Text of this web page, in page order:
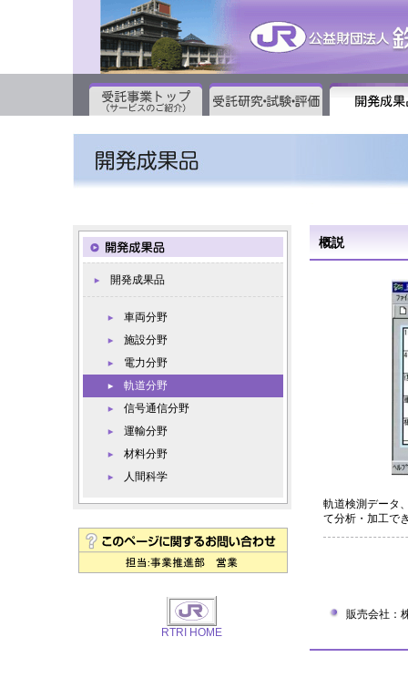
概説
軌道検測データ
て分析・加工で
販売会社：
開発成果品
車両分野
施設分野
電力分野
軌道分野
信号通信分野
運輸分野
材料分野
人間科学
RTRI HOME